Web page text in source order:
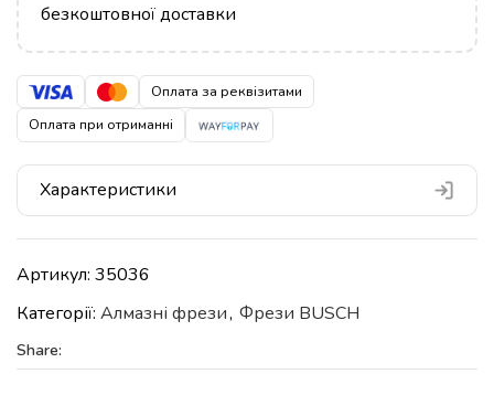
безкоштовної доставки
Оплата за реквізитами
Оплата при отриманні
Характеристики
Артикул: 35036
Категорії: Алмазні фрези, Фрези BUSCH
Share: